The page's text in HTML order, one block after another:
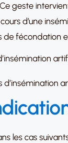
geste
d’une
fécondation
d’insémination
les cas